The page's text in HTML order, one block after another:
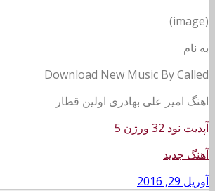
(image)
به نام
Download New Music By Called
اهنگ امیر علی بهادری اولین قطار
آپدیت نود 32 ورژن 5
آهنگ جدید
آوریل 29, 2016